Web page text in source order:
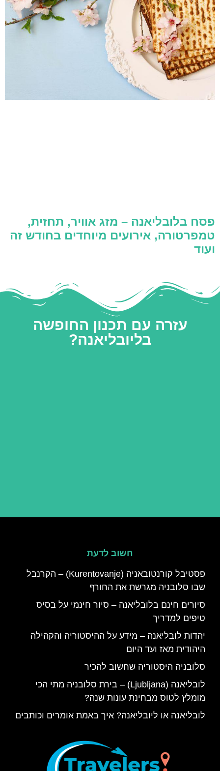
פסח בלובליאנה – מזג אוויר, תחזית,
טמפרטורה, אירועים מיוחדים בחודש זה
ועוד
עזרה עם תכנון החופשה
בליובליאנה?
חשוב לדעת
פסטיבל קורנטובאניה (Kurentovanje) – הקרנבל
שבו סלובניה מגרשת את החורף
סיורים חינם בלובליאנה – סיור חינמי על בסיס
טיפים למדריך
יהדות לובליאנה – מידע על ההיסטוריה והקהילה
היהודית מאז ועד היום
סלובניה היסטוריה שחשוב להכיר
לובליאנה (Ljubljana) – בירת סלובניה מתי הכי
מומלץ לטוס מבחינת עונות שנה?
לובליאנה או ליובליאנה? איך באמת אומרים וכותבים